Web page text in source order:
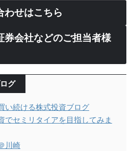
わせはこちら
券会社などのご担当者様
グ
い続ける株式投資ブログ
でセミリタイアを目指してみま
川崎